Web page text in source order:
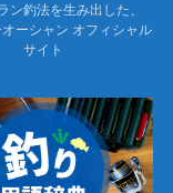
ン釣法を生み出した、
ーシャン オフィシャル
サイト